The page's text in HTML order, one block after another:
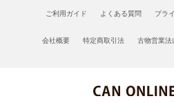
ご利用ガイド よくある質問 プラ
会社概要 特定商取引法 古物営業法